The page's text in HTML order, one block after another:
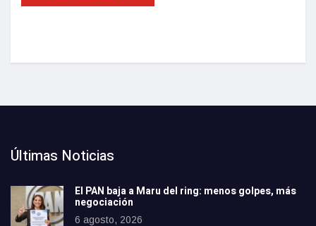
Últimas Noticias
El PAN baja a Maru del ring: menos golpes, más
negociación
6 agosto, 2026